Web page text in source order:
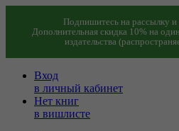
Подпишитесь на рассылку
Дополнительная скидка 10% на
издательства
Вход
в личный кабинет
Нет книг
в вишлисте